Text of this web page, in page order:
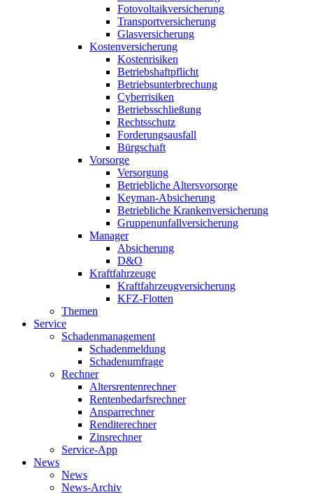
Fotovoltaikversicherung
Transportversicherung
Glasversicherung
Kostenversicherung
Kostenrisiken
Betriebshaftpflicht
Betriebsunterbrechung
Cyberrisiken
Betriebsschließung
Rechtsschutz
Forderungsausfall
Bürgschaft
Vorsorge
Versorgung
Betriebliche Altersvorsorge
Keyman-Absicherung
Betriebliche Krankenversicherung
Gruppenunfallversicherung
Manager
Absicherung
D&O
Kraftfahrzeuge
Kraftfahrzeugversicherung
KFZ-Flotten
Themen
Service
Schadenmanagement
Schadenmeldung
Schadenumfrage
Rechner
Altersrentenrechner
Rentenbedarfsrechner
Ansparrechner
Renditerechner
Zinsrechner
Service-App
News
News
News-Archiv